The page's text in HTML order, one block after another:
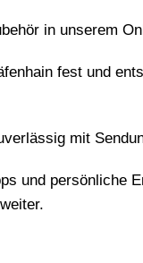
in unserem
fest und
mit
und persönliche